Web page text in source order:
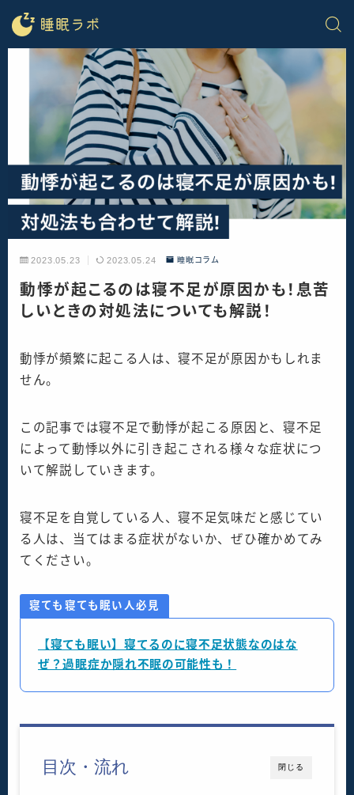
2023.05.23 2023.05.24 睡眠コラム
動悸が起こるのは寝不足が原因かも！息苦
しいときの対処法についても解説！
動悸が頻繁に起こる人は、寝不足が原因かもしれま
せん。
この記事では寝不足で動悸が起こる原因と、寝不足
によって動悸以外に引き起こされる様々な症状につ
いて解説していきます。
寝不足を自覚している人、寝不足気味だと感じてい
る人は、当てはまる症状がないか、ぜひ確かめてみ
てください。
寝ても寝ても眠い人必見
【寝ても眠い】寝てるのに寝不足状態なのはな
ぜ？過眠症か隠れ不眠の可能性も！
閉じる
目次・流れ